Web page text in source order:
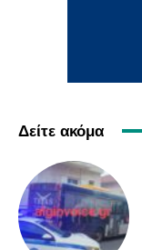
Δείτε ακόμα